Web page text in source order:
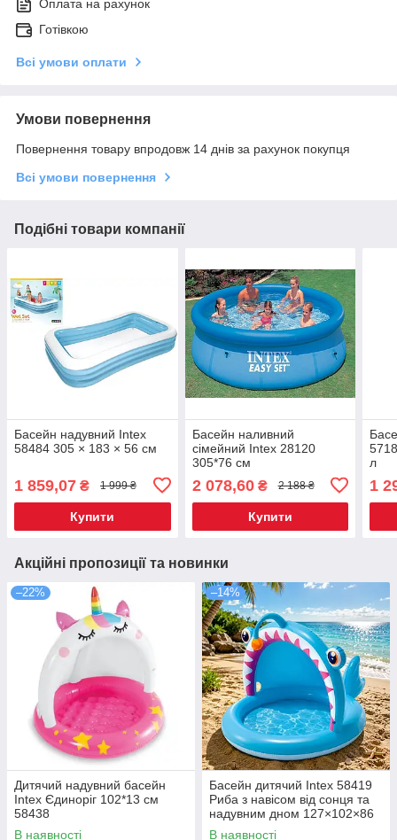
Оплата на рахунок
Готівкою
Всі умови оплати
Умови повернення
Повернення товару впродовж 14 днів за рахунок покупця
Всі умови повернення
Подібні товари компанії
Басейн надувний Intex
58484 305 × 183 × 56 см
1 859,07 ₴ 1 999 ₴
Купити
Басейн наливний
сімейний Intex 28120
305*76 см
2 078,60₴ 2 188 ₴
Купити
л
1
Акційні пропозиції та новинки
–22%
Дитячий надувний басейн
Intex Єдиноріг 102*13 см
58438
В наявності
–14%
Басейн дитячий Intex 58419
Риба з навісом від сонця та
надувним дном 127×102×86
см
В наявності